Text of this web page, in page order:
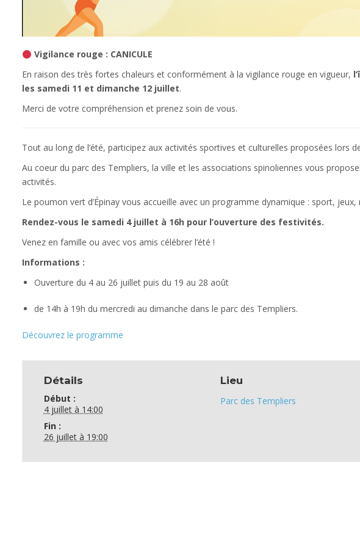
Vigilance rouge : CANICULE
En raison des très fortes chaleurs et conformément à la vigilance rouge en vigueur,
les samedi 11 et dimanche 12 juillet.
Merci de votre compréhension et prenez soin de vous.
Tout au long de l’été, participez aux activités sportives et culturelles proposées lors
Au coeur du parc des Templiers, la ville et les associations spinoliennes vous
activités.
Le poumon vert d’Épinay vous accueille avec un programme dynamique : sport,
Rendez-vous le samedi 4 juillet à 16h pour l’ouverture des festivités.
Venez en famille ou avec vos amis célébrer l’été !
Informations :
Ouverture du 4 au 26 juillet puis du 19 au 28 août
de 14h à 19h du mercredi au dimanche dans le parc des Templiers.
Découvrez le programme
Détails
Début :
4 juillet à 14:00
Fin :
26 juillet à 19:00
Lieu
Parc des Templiers